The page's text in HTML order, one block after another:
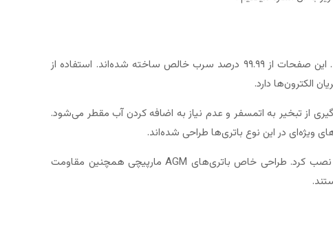
در باتری‌های AGM مارپیچی، صفحات مثبت و منفی در محفظه‌ای با طراحی مارپیچی و جداکننده‌های جذب‌کننده فایبرگلس قرار دارند. این صفحات از ۹۹.۹۹ درصد سرب خالص ساخته شده‌اند. استفاده از
از تبخیر به اتمسفر و عدم نیاز به اضافه کردن آب مقطر می‌شود.
ویژه‌ای در این نوع باتری‌ها طراحی شده‌اند.
یکی دیگر از مزایای جداکننده‌های فایبرگلس این است که محلول الکترولیت شناور نیست، بنابراین باتری را می‌توان در زوایای مختلف نصب کرد. طراحی خاص باتری‌های AGM مارپیچی همچنین مقاومت